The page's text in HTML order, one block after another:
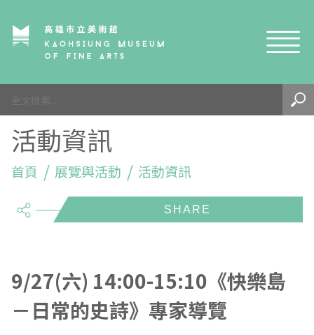
網站導覽
參觀資訊
參觀須知
開館時間
交通資訊
環境介紹
兒童美術館
藝術生態園區
高美館
兒童美術館
藝術之旅
高美書屋
展覽與活動
展覽資訊
徵件辦法
典藏與研究
典藏查詢
精選典藏
研究資源
藝術認證 / 百夜默讀 / 高雄ART青
研究出版
藝術閱聽
雄雄藝見你│Podcast
線上展覽
關於我們
高美館
活動資訊
首頁 展覽與活動 活動資訊
share
9/27(六) 14:00-15:10《快樂島
－日常的史詩》專家導覽